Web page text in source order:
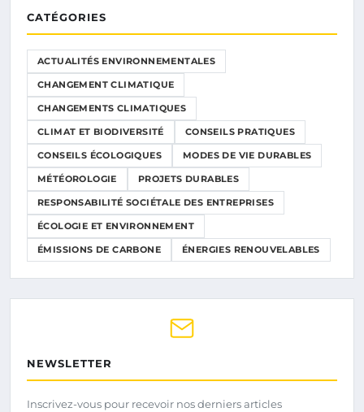
CATÉGORIES
ACTUALITÉS ENVIRONNEMENTALES
CHANGEMENT CLIMATIQUE
CHANGEMENTS CLIMATIQUES
CLIMAT ET BIODIVERSITÉ CONSEILS PRATIQUES
CONSEILS ÉCOLOGIQUES MODES DE VIE DURABLES
MÉTÉOROLOGIE PROJETS DURABLES
RESPONSABILITÉ SOCIÉTALE DES ENTREPRISES
ÉCOLOGIE ET ENVIRONNEMENT
ÉMISSIONS DE CARBONE ÉNERGIES RENOUVELABLES
NEWSLETTER
Inscrivez-vous pour recevoir nos derniers articles